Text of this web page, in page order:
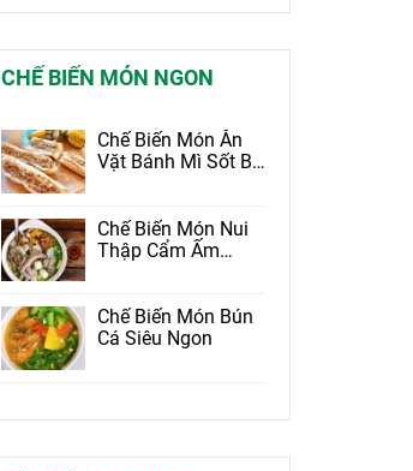
CHẾ BIẾN MÓN NGON
Chế Biến Món Ăn
Vặt Bánh Mì Sốt Bơ
Chế Biến Món Nui
Thập Cẩm Ấm
Chế Biến Món Bún
Cá Siêu Ngon